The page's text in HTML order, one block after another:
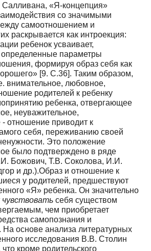
«Я-концепция»
со значимыми
самоотношением и
раскрывается как интроекция:
ребенок усваивает,
определенные параметры
формируя образ себя как
[9. С.36]. Таким образом,
внимательное, любовное,
родителей к ребенку
ребенка, отвергающее
неуважительное,
отношение приводит к
себя, переживанию своей
Это положение
было подтверждено в ряде
Божович, Т.В. Соколова, И.И.
и др.).Образ и отношение к
у родителей, предшествуют
«Я» ребенка. Он значительно
чувствовать себя существом
чем приобретает
самопознания и
основе анализа литературных
исследования В.В. Столин
кроме родительского